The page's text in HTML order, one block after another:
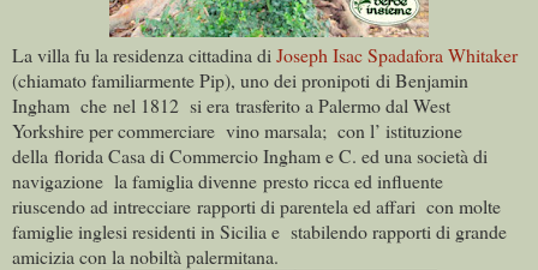
La villa fu la residenza cittadina di Joseph Isac Spadafora Whitaker
(chiamato familiarmente Pip), uno dei pronipoti di Benjamin
Ingham che nel 1812 si era trasferito a Palermo dal West
Yorkshireper commerciare vino marsala; con l’ istituzione
della florida Casa di Commercio Ingham e C. ed una società di
navigazione la famiglia divenne presto ricca ed influente
riuscendo ad intrecciare rapporti di parentela ed affari con molte
famiglie inglesi residenti in Sicilia e stabilendo rapporti di grande
amicizia con la nobiltà palermitana.